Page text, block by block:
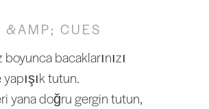
&AMP; CUES
boyunca bacaklarınızı
tutun.
yana doğru gergin tutun,